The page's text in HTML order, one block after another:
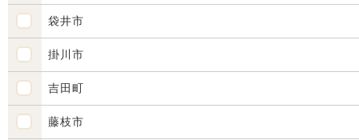
袋井市
掛川市
吉田町
藤枝市